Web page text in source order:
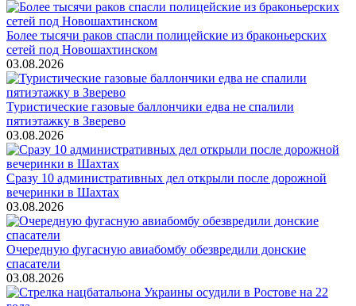
Более тысячи раков спасли полицейские из браконьерских
сетей под Новошахтинском
03.08.2026
Туристические газовые баллончики едва не спалили
пятиэтажку в Зверево
03.08.2026
Сразу 10 административных дел открыли после дорожной
вечеринки в Шахтах
03.08.2026
Очередную фугасную авиабомбу обезвредили донские
спасатели
03.08.2026